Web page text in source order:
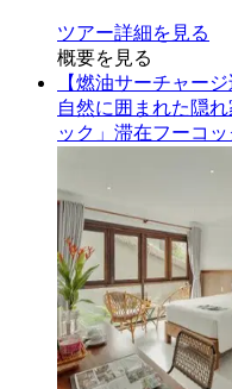
ツアー詳細を見る
概要を見る
【燃油サーチャー
自然に囲まれた隠
ック」滞在フーコッ